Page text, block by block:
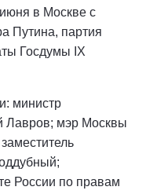
в Москве с
Путина, партия
Госдумы IX
министр
Лавров; мэр Москвы
России по правам